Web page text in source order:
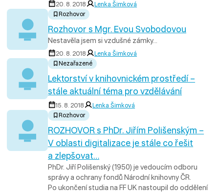
20. 8. 2018
Lenka Šimková
Rozhovor
Rozhovor s Mgr. Evou Svobodovou
Nestavěla jsem si vzdušné zámky…
20. 8. 2018
Lenka Šimková
Nezařazené
Lektorství v knihovnickém prostředí –
stále aktuální téma pro vzdělávání
15. 8. 2018
Lenka Šimková
Rozhovor
ROZHOVOR s PhDr. Jiřím Polišenským –
V oblasti digitalizace je stále co řešit
a zlepšovat…
PhDr. Jiří Polišenský (1950) je vedoucím odboru
správy a ochrany fondů Národní knihovny ČR.
Po ukončení studia na FF UK nastoupil do oddělení